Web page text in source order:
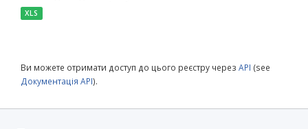
XLS
Ви можете отримати доступ до цього реєстру через API (see
Документація API).